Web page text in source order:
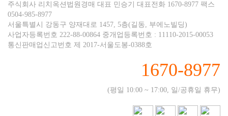
주식회사 리치옥션법원경매 대표 민승기 대표전화 1670-8977 팩스
0504-985-8977
서울특별시 강동구 양재대로 1457, 5층(길동, 부에노빌딩)
사업자등록번호 222-88-00864 중개업등록번호 : 11110-2015-00053
통신판매업신고번호 제 2017-서울도봉-0388호
1670-8977
(평일 10:00 ~ 17:00, 일/공휴일 휴무)